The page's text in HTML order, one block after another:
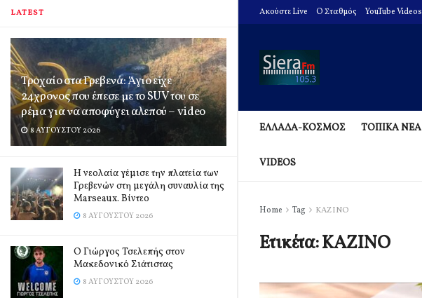
LATEST
Τροχαίο στα Γρεβενά: Άγιο είχε
24χρονος που έπεσε με το SUV του σε
ρέμα για να αποφύγει αλεπού – video
8 ΑΥΓΟΎΣΤΟΥ 2026
Η νεολαία γέμισε την πλατεία των
Γρεβενών στη μεγάλη συναυλία της
Marseaux. Βίντεο
8 ΑΥΓΟΎΣΤΟΥ 2026
Ο Γιώργος Τσελεπής στον
Μακεδονικό Σιάτιστας
8 ΑΥΓΟΎΣΤΟΥ 2026
Ακούστε Live O Σταθμός YouTube Videos
ΕΛΛΑΔΑ-ΚΟΣΜΟΣ ΤΟΠΙΚΑ ΝΕΑ
VIDEOS
Home Tag ΚΑΖΙΝΟ
Ετικέτα:ΚΑΖΙΝΟ